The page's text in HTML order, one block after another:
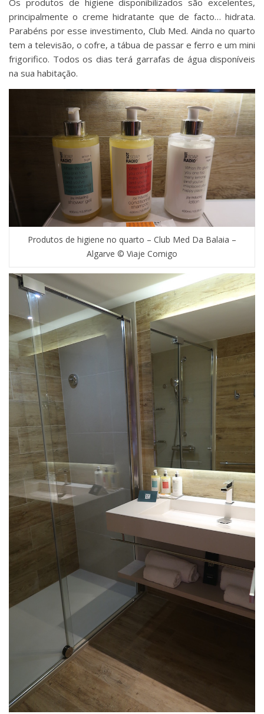
principalmente o creme hidratante que de facto… hidrata.
Parabéns por esse investimento, Club Med. Ainda no quarto
tem a televisão, o cofre, a tábua de passar e ferro e um mini
frigorifico. Todos os dias terá garrafas de água disponíveis
na sua habitação.
Produtos de higiene no quarto – Club Med Da Balaia –
Algarve © Viaje Comigo